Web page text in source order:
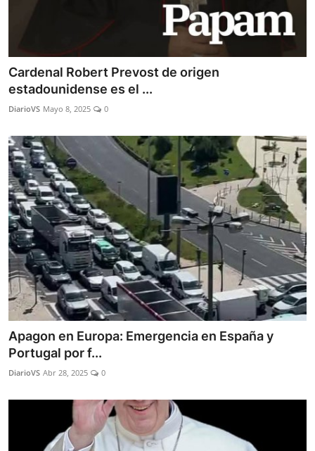
Cardenal Robert Prevost de origen
estadounidense es el ...
DiarioVS Mayo 8, 2025 0
Apagon en Europa: Emergencia en España y
Portugal por f...
DiarioVS Abr 28, 2025 0